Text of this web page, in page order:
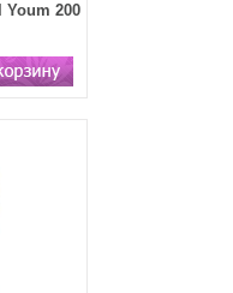
Youm 200